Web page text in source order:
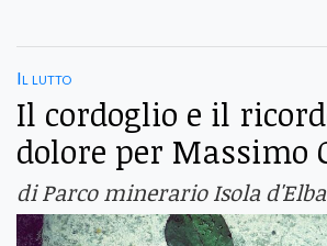
Il lutto
Il cordoglio e il
dolore per Massimo
di Parco minerario Isola d'Elba